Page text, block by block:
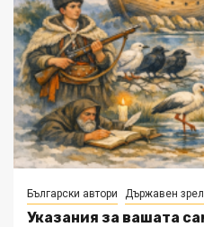
Български автори Държавен
Указания за вашата